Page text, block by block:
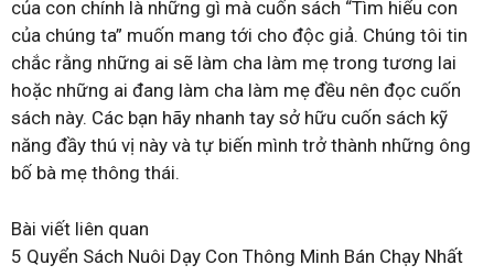
của con chính là những gì mà cuốn sách “Tìm hiểu con
của chúng ta” muốn mang tới cho độc giả. Chúng tôi tin
chắc rằng những ai sẽ làm cha làm mẹ trong tương lai
hoặc những ai đang làm cha làm mẹ đều nên đọc cuốn
sách này. Các bạn hãy nhanh tay sở hữu cuốn sách kỹ
năng đầy thú vị này và tự biến mình trở thành những ông
bố bà mẹ thông thái.
Bài viết liên quan
5 Quyển Sách Nuôi Dạy Con Thông Minh Bán Chạy Nhất